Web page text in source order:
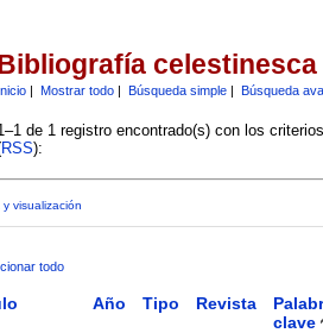
celestinesca
| Mostrar todo| Búsqueda simple| Búsqueda
de 1 registro encontrado(s) con los
RSS):
visualización
todo
Año Tipo Revista
clave